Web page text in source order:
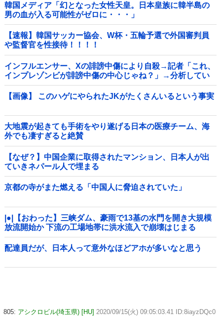
韓国メディア「幻となった女性天皇。日本皇族に韓半島の
男の血が入る可能性がゼロに・・・」
【速報】韓国サッカー協会、W杯・五輪予選で外国審判員
や監督官を性接待！！！！
インフルエンサー、Xの誹謗中傷により自殺→記者「これ、
インプレゾンビが誹謗中傷の中心じゃね？」→分析してい
くとヤバイ真実が浮かび上がる他
【画像】 このハゲにやられたJKがたくさんいるという事実
大地震が起きても手術をやり遂げる日本の医療チーム、海
外でも凄すぎると絶賛
【なぜ？】中国企業に取得されたマンション、日本人が出
ていきネパール人で埋まる
京都の寺がまた燃える「中国人に脅迫されていた」
|●|【おわった】三峡ダム、豪雨で13基の水門を開き大規模
放流開始か 下流の工場地帯に洪水流入で崩壊はじまる
配達員だが、日本人って意外なほどアホが多いなと思う
805: アシクロビル(埼玉県) [HU] 2020/09/15(火) 09:05:03.41 ID:8iayzDQc0